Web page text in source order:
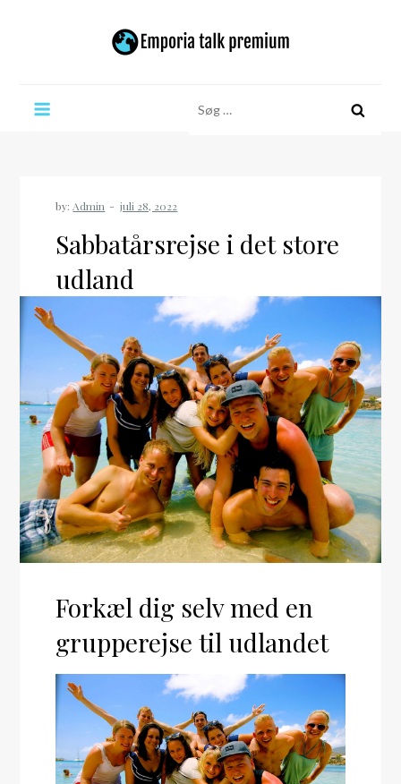
efter:
by: Admin
Sabbatårsrejse i det store
udland
Forkæl dig selv med en
grupperejse til udlandet